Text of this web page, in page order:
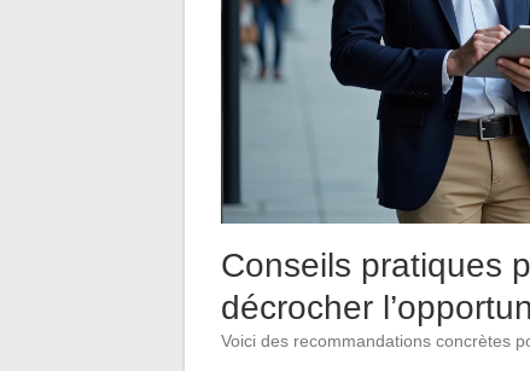
Conseils pratiques
décrocher
Voici des recommandations concrètes